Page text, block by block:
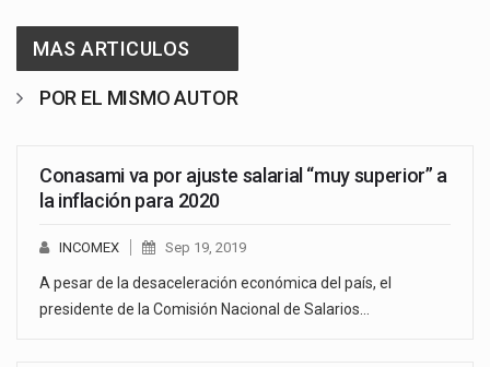
MAS ARTICULOS
POR EL MISMO AUTOR
Conasami va por ajuste salarial “muy superior” a
la inflación para 2020
INCOMEX Sep 19, 2019
A pesar de la desaceleración económica del país, el
presidente de la Comisión Nacional de Salarios…